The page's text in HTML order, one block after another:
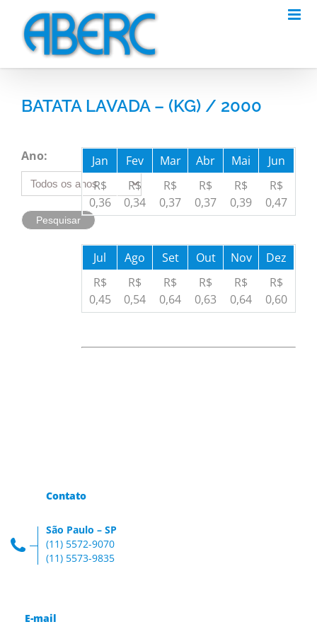
content
BATATA LAVADA – (KG) / 2000
Ano: Jan Fev Mar Abr Mai
Jun
R$
0,36
R$
0,34
R$
0,37
R$
0,37
R$
0,39
R$
0,47
Jul Ago Set Out Nov
Dez
R$
0,45
R$
0,54
R$
0,64
R$
0,63
R$
0,64
R$
0,60
Contato
São Paulo – SP
(11) 5572-9070
(11) 5573-9835
E-mail